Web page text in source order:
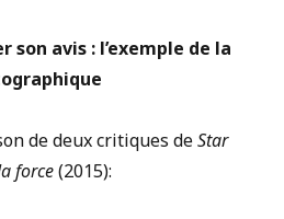
son avis : l’exemple de la
de deux critiques deStar
force(2015):